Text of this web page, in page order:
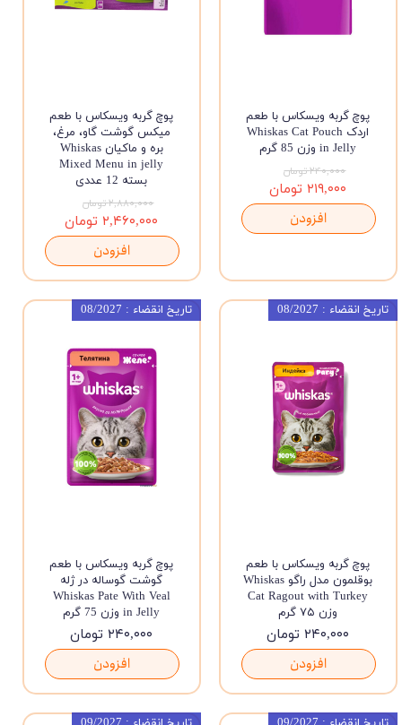
پوچ گربه ویسکاس با طعم
اردک Whiskas Cat Pouch
in Jelly وزن 85 گرم
۲۴۰,۰۰۰ تومان
۲۱۹,۰۰۰ تومان
افزودن
پوچ گربه ویسکاس با طعم
میکس گوشت گاو، مرغ،
بره و ماکیان Whiskas
Mixed Menu in jelly
بسته 12 عددی
۲,۸۸۰,۰۰۰ تومان
۲,۴۶۰,۰۰۰ تومان
افزودن
پوچ گربه ویسکاس با طعم
بوقلمون مدل راگو Whiskas
Cat Ragout with Turkey
وزن ۷۵ گرم
۲۴۰,۰۰۰ تومان
افزودن
تاریخ انقضاء : 08/2027
پوچ گربه ویسکاس با طعم
گوشت گوساله در ژله
Whiskas Pate With Veal
in Jelly وزن 75 گرم
۲۴۰,۰۰۰ تومان
افزودن
تاریخ انقضاء : 08/2027